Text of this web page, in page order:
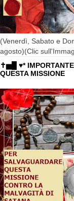
(Venerdì, Sabato e
agosto)(Clic
✝▅█ ♥*
QUESTA MISSIONE